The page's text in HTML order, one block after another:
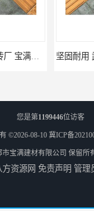
规格多样 龙安盲道砖厂 宝满建材
馆陶pc仿石砖厂家 规格多样 宝满建材
您是第1199446位访客
©2026-08-10 冀ICP备
市宝满建材有限公司 保留所
方资源网 免责声明 管理